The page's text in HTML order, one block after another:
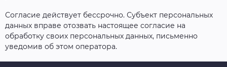
Согласие действует бессрочно. Субъект персональных
данных вправе отозвать настоящее согласие на
обработку своих персональных данных, письменно
уведомив об этом оператора.